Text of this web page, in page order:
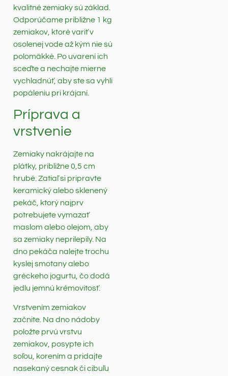
kvalitné zemiaky sú základ.
Odporúčame približne 1 kg
zemiakov, ktoré variť v
osolenej vode až kým nie sú
polomäkké. Po uvarení ich
sceďte a nechajte mierne
vychladnúť, aby ste sa vyhli
popáleniu pri krájaní.
Príprava a
vrstvenie
Zemiaky nakrájajte na
plátky, približne 0,5 cm
hrubé. Zatiaľ si pripravte
keramický alebo sklenený
pekáč, ktorý najprv
potrebujete vymazať
maslom alebo olejom, aby
sa zemiaky neprilepily. Na
dno pekáča nalejte trochu
kyslej smotany alebo
gréckeho jogurtu, čo dodá
jedlu jemnú krémovitosť.
Vrstvením zemiakov
začnite. Na dno nádoby
položte prvú vrstvu
zemiakov, posypte ich
soľou, korením a pridajte
nasekaný cesnak či cibuľu